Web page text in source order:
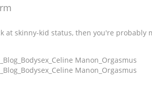
at skinny-kid status, then you're probably